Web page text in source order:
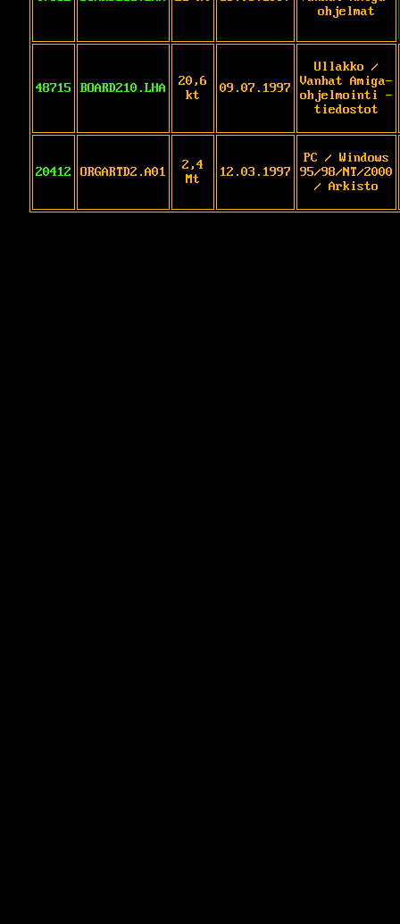
ohjelmat
48715 BOARD210.LHA
20,6
kt
09.07.1997
Ullakko /
Vanhat Amiga-
ohjelmointi -
tiedostot
20412 ORGARTD2.A01
2,4
Mt
12.03.1997
PC / Windows
95/98/NT/2000
/ Arkisto